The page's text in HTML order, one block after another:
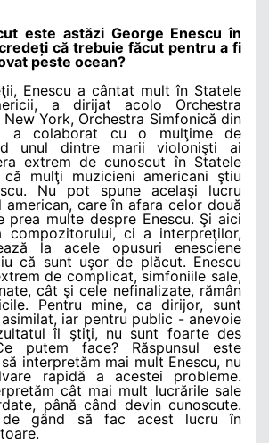
este astăzi George Enescu în
că trebuie făcut pentru a fi
peste ocean?
Enescu a cântat mult în Statele
a dirijat acolo Orchestra
York, Orchestra Simfonică din
a colaborat cu o mulţime de
unul dintre marii violonişti ai
extrem de cunoscut în Statele
mulţi muzicieni americani ştiu
Nu pot spune acelaşi lucru
american, care în afara celor două
prea multe despre Enescu. Şi aici
compozitorului, ci a interpreţilor,
la acele opusuri enesciene
că sunt uşor de plăcut. Enescu
de complicat, simfoniile sale,
cât şi cele nefinalizate, rămân
Pentru mine, ca dirijor, sunt
iar pentru public - anevoie
îl ştiţi, nu sunt foarte des
putem face? Răspunsul este
interpretăm mai mult Enescu, nu
rapidă a acestei probleme.
cât mai mult lucrările sale
până când devin cunoscute.
de gând să fac acest lucru în